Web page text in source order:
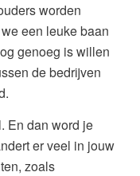
worden
een leuke baan
genoeg is willen
de bedrijven
En dan word je
er veel in jouw
zoals